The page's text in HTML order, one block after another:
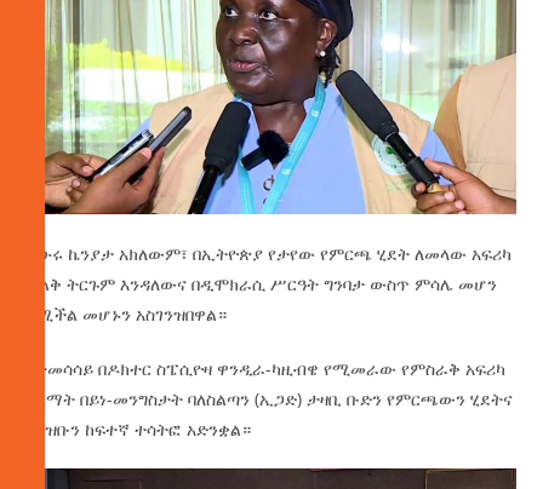
ኡሁሩ ኬንያታ አክለውም፣ በኢትዮጵያ የታየው የምርጫ ሂደት ለመላው አፍሪካ
ትልቅ ትርጉም እንዳለውና በዲሞክራሲ ሥርዓት ግንባታ ውስጥ ምሳሌ መሆን
የሚችል መሆኑን አስገንዝበዋል።
በተመሳሳይ በዶክተር ስፔሲዮዛ ዋንዲራ-ካዚብዌ የሚመራው የምስራቅ አፍሪካ
የልማት በይነ-መንግስታት ባለስልጣን (ኢጋድ) ታዛቢ ቡድን የምርጫውን ሂደትና
የህዝቡን ከፍተኛ ተሳትፎ አድንቋል።